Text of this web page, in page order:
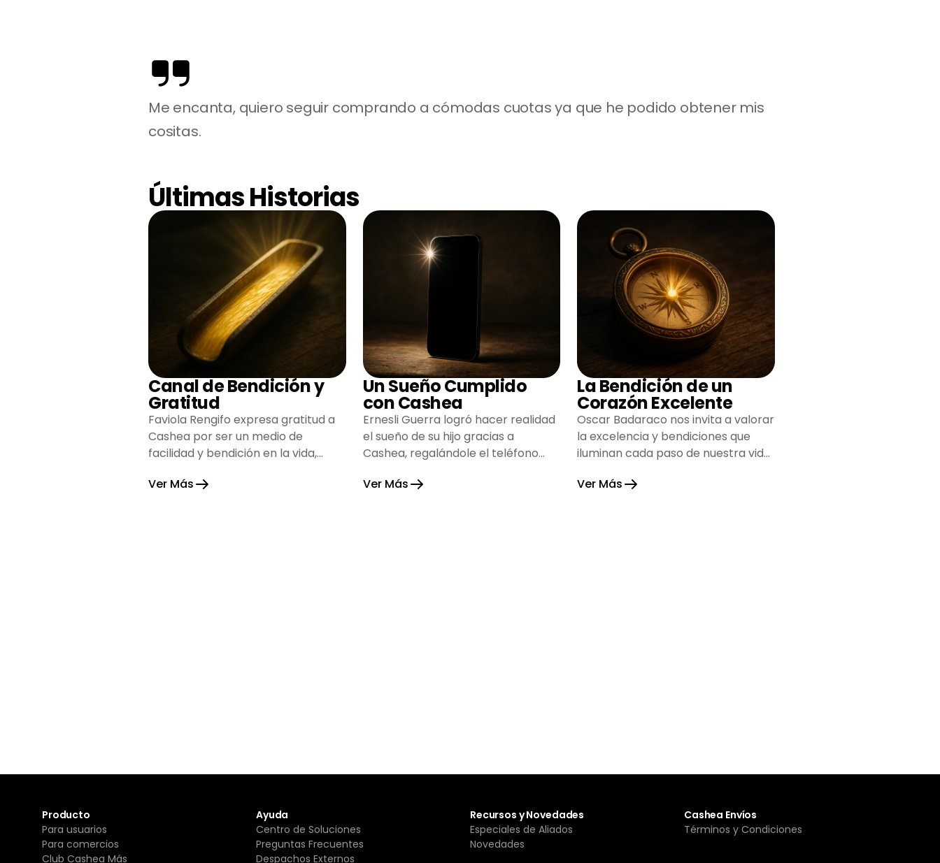
Me encanta, quiero seguir comprando a cómodas cuotas ya que he podido obtener mis
cositas.
Últimas Historias
Canal de Bendición y
Gratitud
Faviola Rengifo expresa gratitud a
Cashea por ser un medio de
facilidad y bendición en la vida,
esperanza.
Ver Más
Un Sueño Cumplido
con Cashea
Ernesli Guerra logró hacer realidad
el sueño de su hijo gracias a
Cashea, regalándole el teléfono
alegría su hogar.
Ver Más
La Bendición de un
Corazón Excelente
Oscar Badaraco nos invita a valorar
la excelencia y bendiciones que
iluminan cada paso de nuestra vida,
gratitud y fortaleza.
Ver Más
Producto
Para usuarios
Para comercios
Club Cashea Más
Ayuda
Centro de Soluciones
Preguntas Frecuentes
Despachos Externos
Recursos y Novedades
Especiales de Aliados
Novedades
Cashea Envíos
Términos y Condiciones